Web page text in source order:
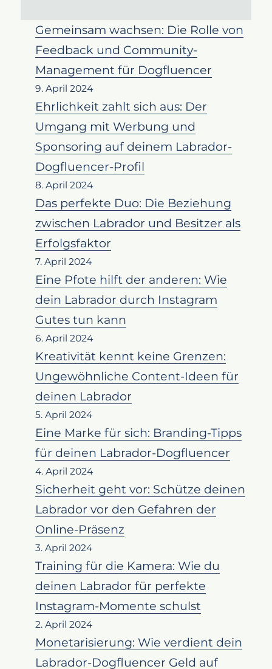
Gemeinsam wachsen: Die Rolle von
Feedback und Community-
Management für Dogfluencer
9. April 2024
Ehrlichkeit zahlt sich aus: Der
Umgang mit Werbung und
Sponsoring auf deinem Labrador-
Dogfluencer-Profil
8. April 2024
Das perfekte Duo: Die Beziehung
zwischen Labrador und Besitzer als
Erfolgsfaktor
7. April 2024
Eine Pfote hilft der anderen: Wie
dein Labrador durch Instagram
Gutes tun kann
6. April 2024
Kreativität kennt keine Grenzen:
Ungewöhnliche Content-Ideen für
deinen Labrador
5. April 2024
Eine Marke für sich: Branding-Tipps
für deinen Labrador-Dogfluencer
4. April 2024
Sicherheit geht vor: Schütze deinen
Labrador vor den Gefahren der
Online-Präsenz
3. April 2024
Training für die Kamera: Wie du
deinen Labrador für perfekte
Instagram-Momente schulst
2. April 2024
Monetarisierung: Wie verdient dein
Labrador-Dogfluencer Geld auf